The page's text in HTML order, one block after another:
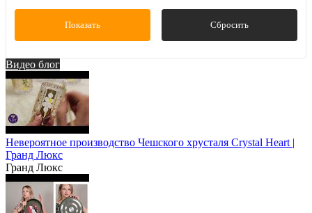
Констанция Серый орнамент Отводка платина
Мейсенский букет
Показать ещё 2
Показать Сбросить
Видео блог
Невероятное производство Чешского хрусталя Crystal Heart |
Гранд Люкс
Гранд Люкс